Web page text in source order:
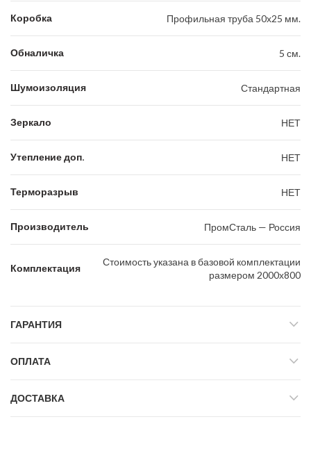
Коробка Профильная труба 50х25 мм.
Обналичка 5 см.
Шумоизоляция Стандартная
Зеркало НЕТ
Утепление доп. НЕТ
Терморазрыв НЕТ
Производитель ПромСталь — Россия
Комплектация
Стоимость указана в базовой комплектации
размером 2000х800
ГАРАНТИЯ
ОПЛАТА
ДОСТАВКА